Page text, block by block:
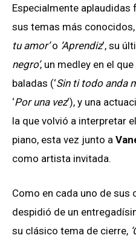
Especialmente
sus temas más conocidos,
tu amor’o ‘Aprendiz‘, su
negro’, un medley en el
baladas (‘Sin ti todo anda
‘Por una vez‘), y una
la que volvió a interpretar
piano, esta vez junto a
como artista invitada.
Como en cada uno de sus
despidió de un
su clásico tema de cierre,